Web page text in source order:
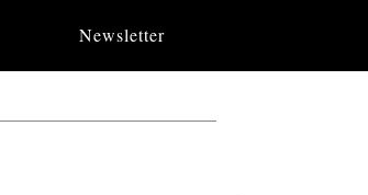
Newsletter